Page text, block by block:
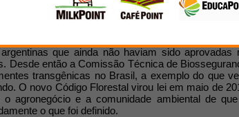
momentos de atrito com Marina no período
Exemplos são os embates em tomo do
transgênica, num momento em que
que ainda não haviam sido aprovadas
Desde então a Comissão Técnica de
transgênicas no Brasil, a exemplo do que
O novo Código Florestal virou lei em maio de
agronegócio e a comunidade ambiental de
o que foi definido.